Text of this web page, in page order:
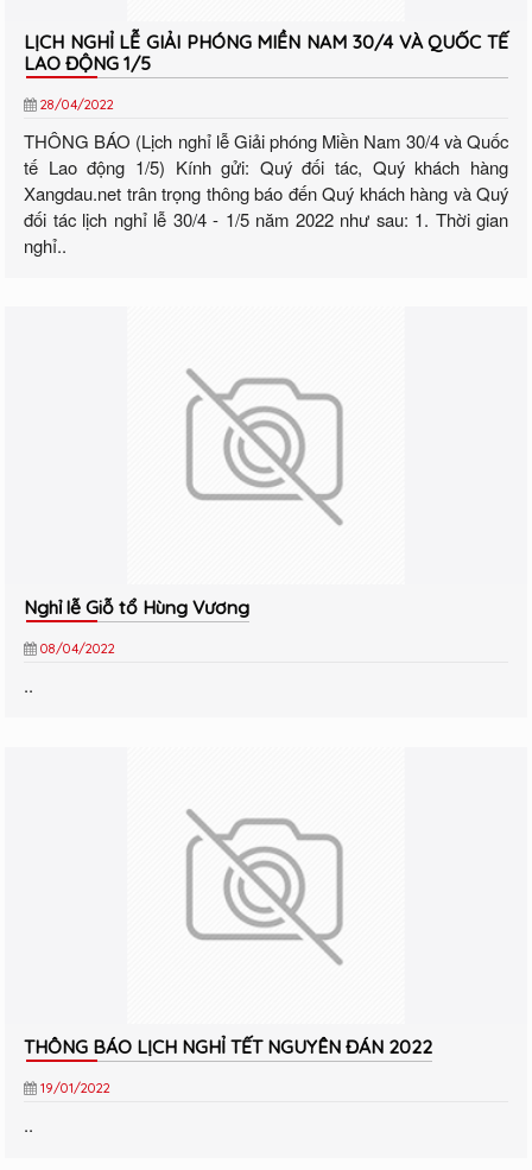
LỊCH NGHỈ LỄ GIẢI PHÓNG MIỀN NAM 30/4 VÀ QUỐC TẾ
LAO ĐỘNG 1/5
28/04/2022
THÔNG BÁO (Lịch nghỉ lễ Giải phóng Miền Nam 30/4 và Quốc
tế Lao động 1/5) Kính gửi: Quý đối tác, Quý khách hàng
Xangdau.net trân trọng thông báo đến Quý khách hàng và Quý
đối tác lịch nghỉ lễ 30/4 - 1/5 năm 2022 như sau: 1. Thời gian
nghỉ..
Nghỉ lễ Giỗ tổ Hùng Vương
08/04/2022
..
THÔNG BÁO LỊCH NGHỈ TẾT NGUYÊN ĐÁN 2022
19/01/2022
..